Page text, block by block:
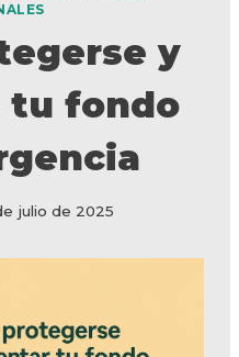
y
tu fondo
julio de 2025